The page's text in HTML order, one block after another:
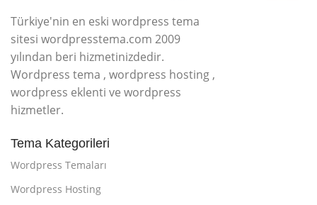
Türkiye'nin en eski wordpress tema
sitesi wordpresstema.com 2009
yılından beri hizmetinizdedir.
Wordpress tema , wordpress hosting ,
wordpress eklenti ve wordpress
hizmetler.
Tema Kategorileri
Wordpress Temaları
Wordpress Hosting